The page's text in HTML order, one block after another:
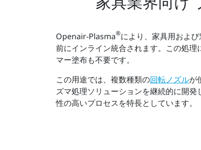
Openair-Plasma®により、家具用およ
前にインライン統合されます。この処
マー塗布も不要です。
この用途では、複数種類の回転ノズルが
ズマ処理ソリューションを継続的に開
性の高いプロセスを特長としています。